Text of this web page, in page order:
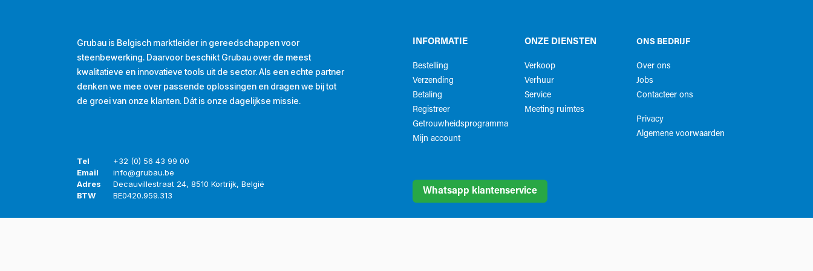
INFORMATIE
Bestelling
Verzending
Betaling
Registreer
Getrouwheidsprogramma
Mijn account
ONZE DIENSTEN
Verkoop
Verhuur
Service
Meeting ruimtes
ONS BEDRIJF
Over ons
Jobs
Contacteer ons
Privacy
Algemene voorwaarden​
Whatsapp klantenservice
Grubau is Belgisch marktleider in gereedschappen voor
steenbewerking. Daarvoor beschikt Grubau over de meest
kwalitatieve en innovatieve tools uit de sector. Als een echte partner
denken we mee over passende oplossingen en dragen we bij tot
de groei van onze klanten. Dát is onze dagelijkse missie.
Tel
+32 (0) 56 43 99 00
Email
info@grubau.be
Adres
Decauvillestraat 24, 8510 Kortrijk, België
BTW
BE0420.959.313